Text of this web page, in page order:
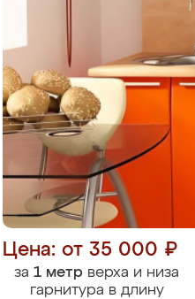
Цена: от 35 000 ₽
за 1 метр верха и низа
гарнитура в длину